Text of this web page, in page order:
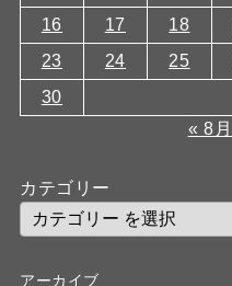
16
17 18
23
24 25
30
« 8月
カテゴリー
アーカイブ